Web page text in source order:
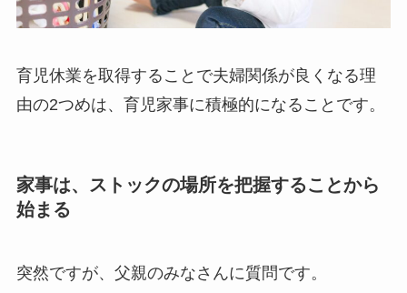
育児休業を取得することで夫婦関係が良くなる理
由の2つめは、育児家事に積極的になることです。
家事は、ストックの場所を把握することから
始まる
突然ですが、父親のみなさんに質問です。